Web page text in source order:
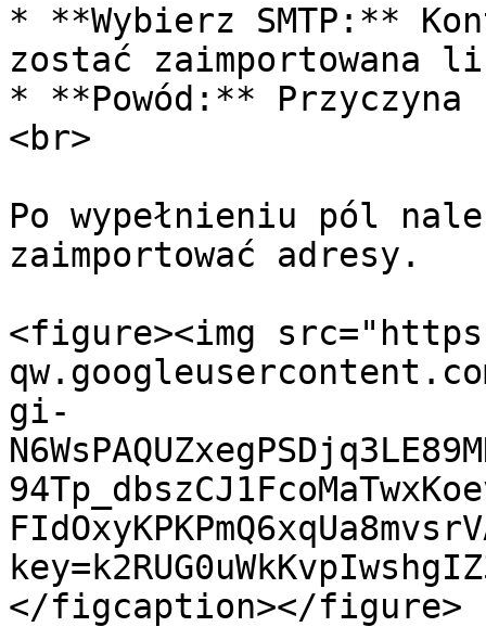
* **Wybierz SMTP:**
zostać zaimportowana
* **Powód:**
<br>
Po wypełnieniu pól
zaimportować adresy.
<figure><img
gi-
</figcaption></figure>